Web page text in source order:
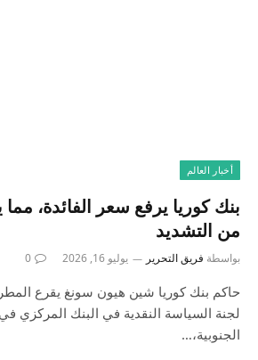
أخبار العالم
بنك كوريا يرفع سعر الفائدة،
من التشديد
بواسطة فريق التحرير يوليو 16, 2026 0
حاكم بنك كوريا شين هيون سونغ يقرع
لجنة السياسة النقدية في البنك المركزي
الجنوبية،…